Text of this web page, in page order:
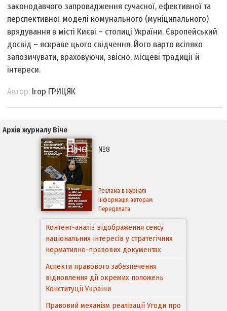
законодавчого запровадження сучасної, ефективної та
перспективної моделі комунального (муніципального)
врядування в місті Києві – столиці України. Європейський
досвід – яскраве цього свідчення. Його варто всіляко
запозичувати, враховуючи, звісно, місцеві традиції й
інтереси.
Автор: Ігор ГРИЦЯК
Архів журналу Віче
№8
Реклама в журналі
Інформація авторам
Передплата
Контент-аналіз відображення сенсу
національних інтересів у стратегічних
нормативно-правових документах
Аспекти правового забезпечення
відновлення дії окремих положень
Конституції України
Правовий механізм реалізації Угоди про